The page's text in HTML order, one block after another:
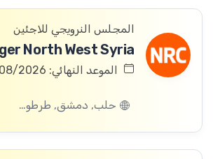
المجلس النرويجي للاجئين
الموعد النهائي: 17/08/2026
حلب, دمشق, طرطوس, ريف دمشق, ديرالزور, درعا, السويداء, إدلب, القنيطرة, اللاذقية, الرقة, حمص, الحسكة, حماة